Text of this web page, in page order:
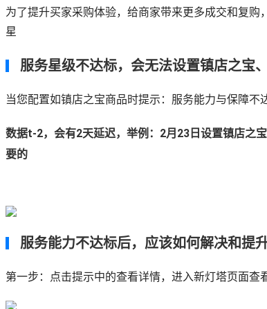
为了提升买家采购体验，给商家带来更多成交和复
星
服务星级不达标，会无法设置镇店之宝
当您配置如镇店之宝商品时提示：服务能力与保障
数据t-2，会有2天延迟，举例：2月23日设置镇店之
要的
服务能力不达标后，应该如何解决和提
第一步：点击提示中的查看详情，进入新灯塔页面查